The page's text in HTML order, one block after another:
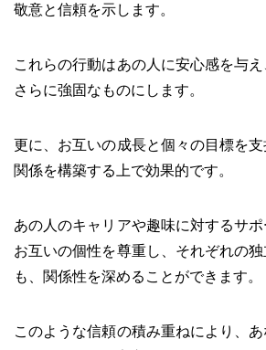
敬意と信頼を示します。
これらの行動はあの人に安心感を与
さらに強固なものにします。
更に、お互いの成長と個々の目標を
関係を構築する上で効果的です。
あの人のキャリアや趣味に対するサポ
お互いの個性を尊重し、それぞれの
も、関係性を深めることができます。
このような信頼の積み重ねにより、